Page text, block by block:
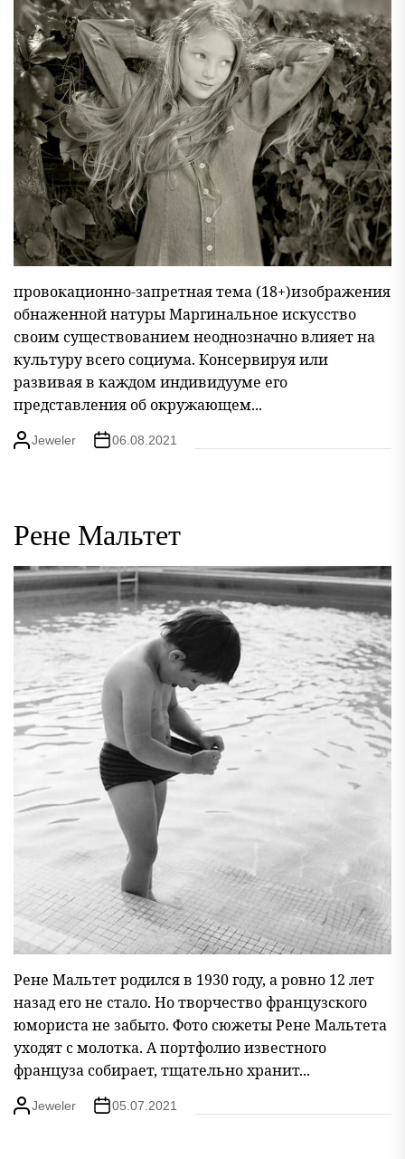
провокационно-запретная тема (18+)изображения
обнаженной натуры Маргинальное искусство
своим существованием неоднозначно влияет на
культуру всего социума. Консервируя или
развивая в каждом индивидууме его
представления об окружающем...
Jeweler 06.08.2021
Рене Мальтет
Рене Мальтет родился в 1930 году, а ровно 12 лет
назад его не стало. Но творчество французского
юмориста не забыто. Фото сюжеты Рене Мальтета
уходят с молотка. А портфолио известного
француза собирает, тщательно хранит...
Jeweler 05.07.2021